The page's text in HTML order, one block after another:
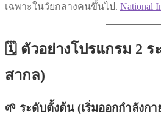
เฉพาะในวัยกลางคนขึ้นไป. National
🗓️ ตัวอย่างโปรแกรม 2 ร
สากล)
🌱 ระดับตั้งต้น (เริ่มออกกำลังกา